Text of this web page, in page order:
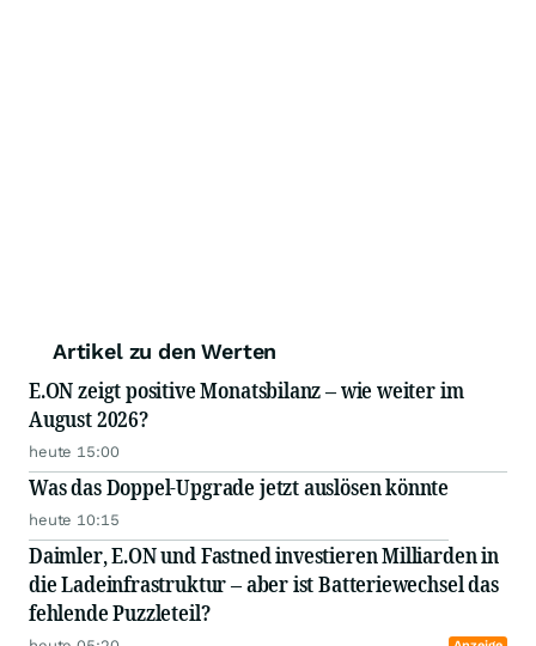
Artikel zu den Werten
E.ON zeigt positive Monatsbilanz – wie weiter im
August 2026?
heute 15:00
Was das Doppel-Upgrade jetzt auslösen könnte
heute 10:15
Daimler, E.ON und Fastned investieren Milliarden in
die Ladeinfrastruktur – aber ist Batteriewechsel das
fehlende Puzzleteil?